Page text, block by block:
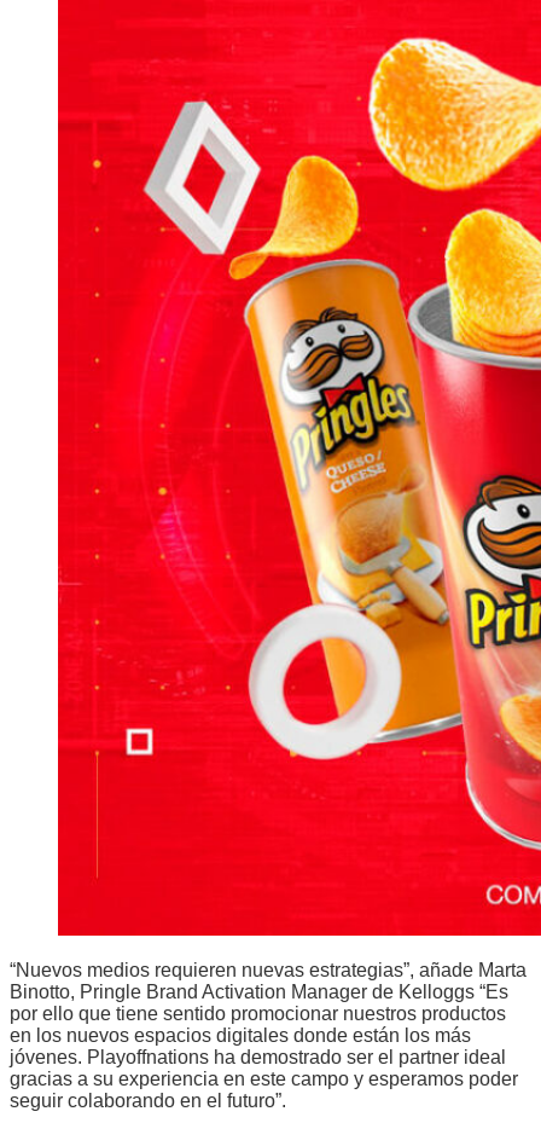
“Nuevos medios requieren nuevas estrategias”, añade Marta
Binotto, Pringle Brand Activation Manager de Kelloggs “Es
por ello que tiene sentido promocionar nuestros productos
en los nuevos espacios digitales donde están los más
jóvenes. Playoffnations ha demostrado ser el partner ideal
gracias a su experiencia en este campo y esperamos poder
seguir colaborando en el futuro”.